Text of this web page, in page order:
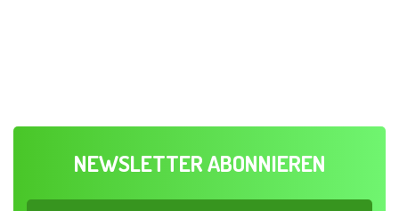
NEWSLETTER ABONNIEREN